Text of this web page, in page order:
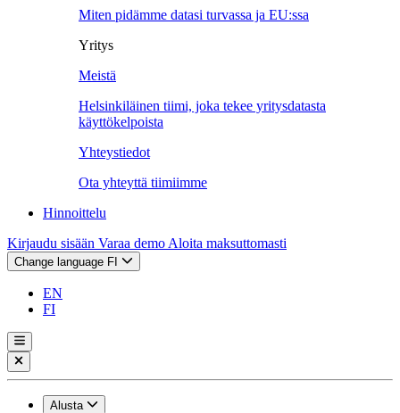
Miten pidämme datasi turvassa ja EU:ssa
Yritys
Meistä
Helsinkiläinen tiimi, joka tekee yritysdatasta
käyttökelpoista
Yhteystiedot
Ota yhteyttä tiimiimme
Hinnoittelu
Kirjaudu sisään Varaa demo Aloita maksuttomasti
Change language FI
EN
FI
Alusta